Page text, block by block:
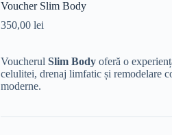
Voucher Slim Body
350,00 lei
Voucherul Slim Bodyoferă o
celulitei, drenaj limfatic și remodelare
moderne.